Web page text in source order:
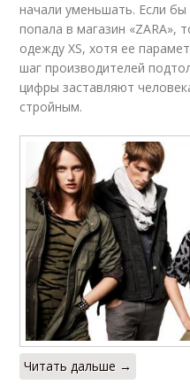
начали уменьшать. Если
попала в магазин «ZARA»,
одежду XS, хотя ее
шаг производителей
цифры заставляют
стройным.
Читать дальше →